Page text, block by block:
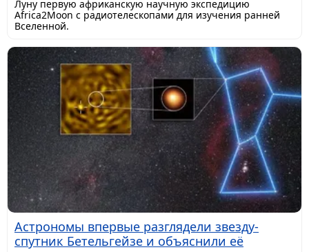
Луну первую африканскую научную экспедицию
Africa2Moon с радиотелескопами для изучения ранней
Вселенной.
Астрономы впервые разглядели звезду-
спутник Бетельгейзе и объяснили её